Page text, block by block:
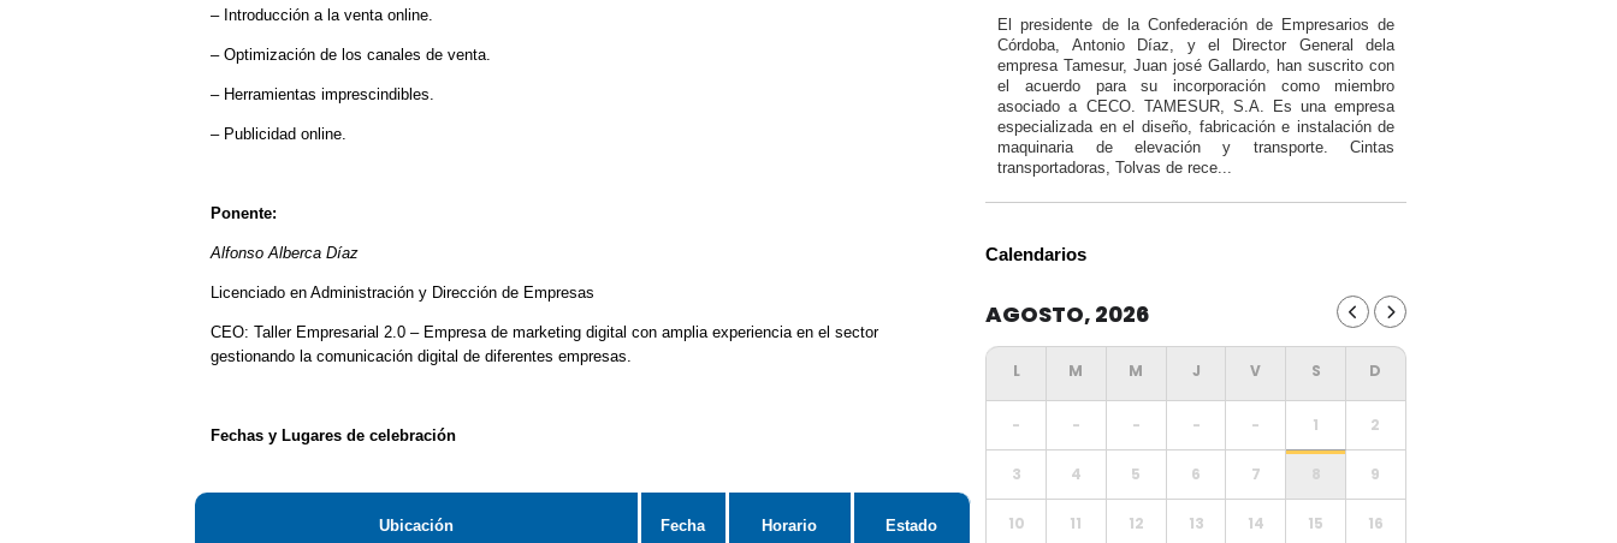
– Introducción a la venta online.
– Optimización de los canales de venta.
– Herramientas imprescindibles.
– Publicidad online.
Ponente:
Alfonso Alberca Díaz
Licenciado en Administración y Dirección de Empresas
CEO: Taller Empresarial 2.0 – Empresa de marketing digital con amplia experiencia en el sector
gestionando la comunicación digital de diferentes empresas.
Fechas y Lugares de celebración
Ubicación Fecha Horario Estado
El presidente de la Confederación de Empresarios de
Córdoba, Antonio Díaz, y el Director General dela
empresa Tamesur, Juan josé Gallardo, han suscrito con
el acuerdo para su incorporación como miembro
asociado a CECO. TAMESUR, S.A. Es una empresa
especializada en el diseño, fabricación e instalación de
maquinaria de elevación y transporte. Cintas
transportadoras, Tolvas de rece...
Calendarios
AGOSTO, 2026
- - - - - 1 2
3 4 5 6 7 8 9
10 11 12 13 14 15 16